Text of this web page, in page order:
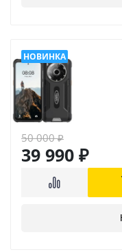
50 000₽
39 990 ₽